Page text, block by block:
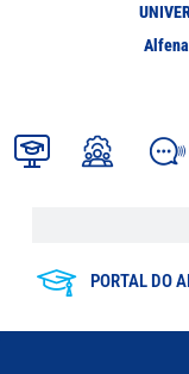
PORTAL DO